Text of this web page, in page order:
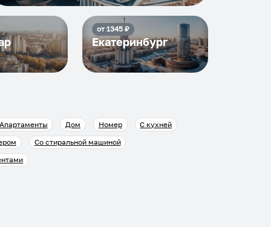
от 1345₽
Екатеринбург
Дом Номер
С кухней
Со стиральной машиной